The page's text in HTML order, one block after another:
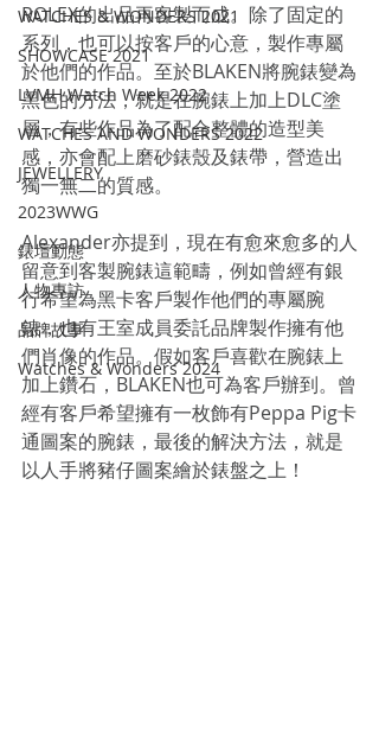
WATCHES & WONDERS 2021
SHOWCASE 2021
LVMH Watch Week 2022
WATCHES AND WONDERS 2022
JEWELLERY
2023WWG
錶壇動態
人物專訪
品牌故事
Watches & Wonders 2024
ROLEX的出品再客製而成。除了固定的
系列，也可以按客戶的心意，製作專屬
於他們的作品。至於BLAKEN將腕錶變為
黑色的方法，就是在腕錶上加上DLC塗
層，有些作品為了配合整體的造型美
感，亦會配上磨砂錶殼及錶帶，營造出
獨一無二的質感。
Alexander亦提到，現在有愈來愈多的人
留意到客製腕錶這範疇，例如曾經有銀
行希望為黑卡客戶製作他們的專屬腕
錶，也有王室成員委託品牌製作擁有他
們肖像的作品。假如客戶喜歡在腕錶上
加上鑽石，BLAKEN也可為客戶辦到。曾
經有客戶希望擁有一枚飾有Peppa Pig卡
通圖案的腕錶，最後的解決方法，就是
以人手將豬仔圖案繪於錶盤之上！